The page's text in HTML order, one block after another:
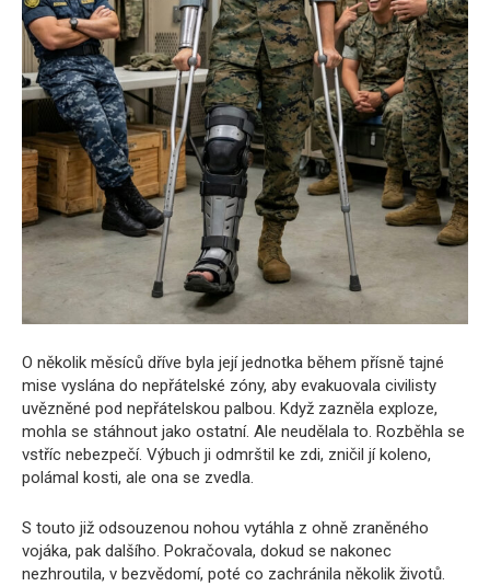
O několik měsíců dříve byla její jednotka během přísně tajné
mise vyslána do nepřátelské zóny, aby evakuovala civilisty
uvězněné pod nepřátelskou palbou. Když zazněla exploze,
mohla se stáhnout jako ostatní. Ale neudělala to. Rozběhla se
vstříc nebezpečí. Výbuch ji odmrštil ke zdi, zničil jí koleno,
polámal kosti, ale ona se zvedla.
S touto již odsouzenou nohou vytáhla z ohně zraněného
vojáka, pak dalšího. Pokračovala, dokud se nakonec
nezhroutila, v bezvědomí, poté co zachránila několik životů.